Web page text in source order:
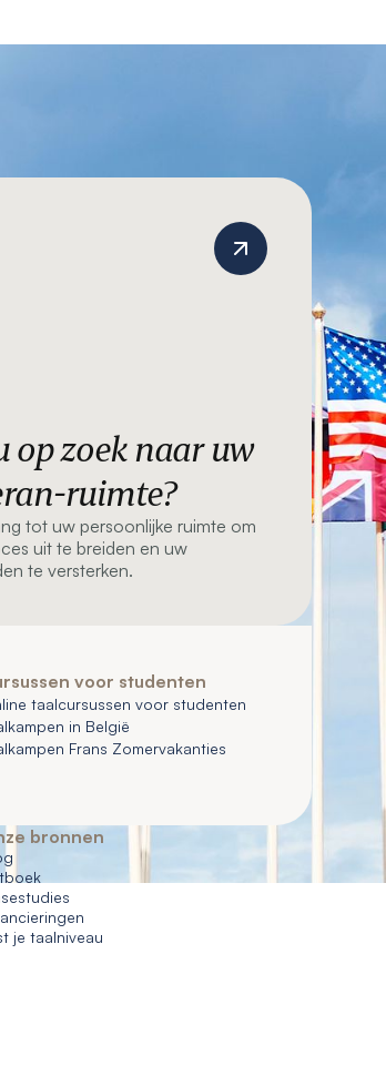
op zoek naar uw
ruimte?
tot uw persoonlijke ruimte om
uit te breiden en uw
te versterken.
voor studenten
taalcursussen voor studenten
in België
Frans Zomervakanties
bronnen
je taalniveau